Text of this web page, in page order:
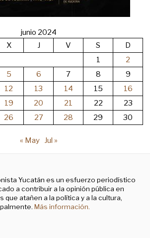
junio 2024
X J V S
D
1
2
5 6 7 8
9
12 13 14 15
16
19 20 21 22
23
26 27 28 29 30
« May Jul »
Yucatán es un esfuerzo periodístico
a contribuir a la opinión pública en
que atañen a la política y a la cultura,
Más información.